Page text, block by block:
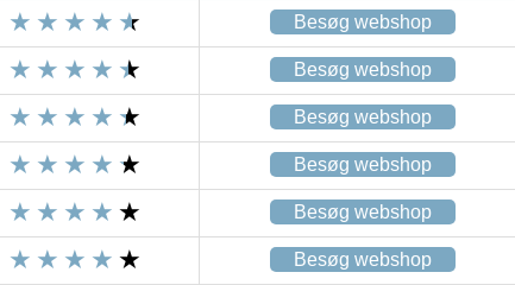
Besøg webshop
Besøg webshop
Besøg webshop
Besøg webshop
Besøg webshop
Besøg webshop